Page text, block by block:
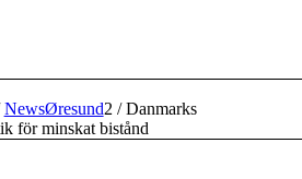
NewsØresund2 / Danmarks
för minskat bistånd